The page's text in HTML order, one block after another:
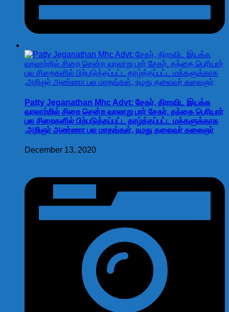
Patty Jeganathan Mhc Advt: சேகர், திராவிட இயக்க
வரலாற்றில் சிறை சென்ற வரலாறு பார் சேகர். தந்தை பெரியார்
பல சிறைகளில் பிற்படுத்தப்பட்ட தாழ்த்தப்பட்ட மக்களுக்காக
,அறிஞர் அண்ணா பல மாதங்கள், நமது தலைவர் கலைஞர்
December 13, 2020